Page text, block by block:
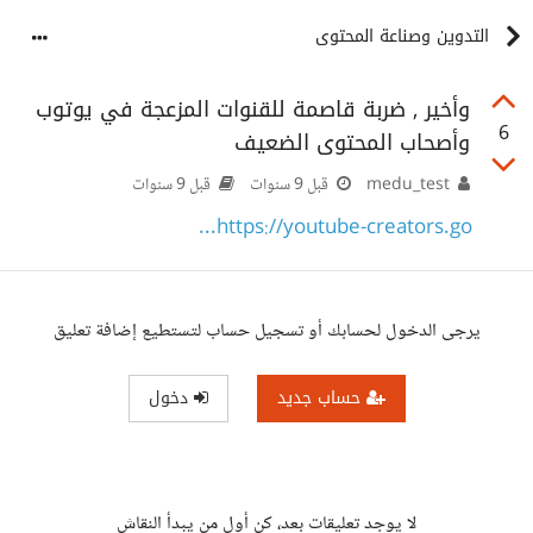
التدوين وصناعة المحتوى
6
وأخير , ضربة قاصمة للقنوات المزعجة في يوتوب
وأصحاب المحتوى الضعيف
قبل 9 سنوات قبل 9 سنوات
https://youtube-creators.go...
يرجى الدخول لحسابك أو تسجيل حساب لتستطيع إضافة تعليق
حساب جديد دخول
لا يوجد تعليقات بعد، كن أول من يبدأ النقاش